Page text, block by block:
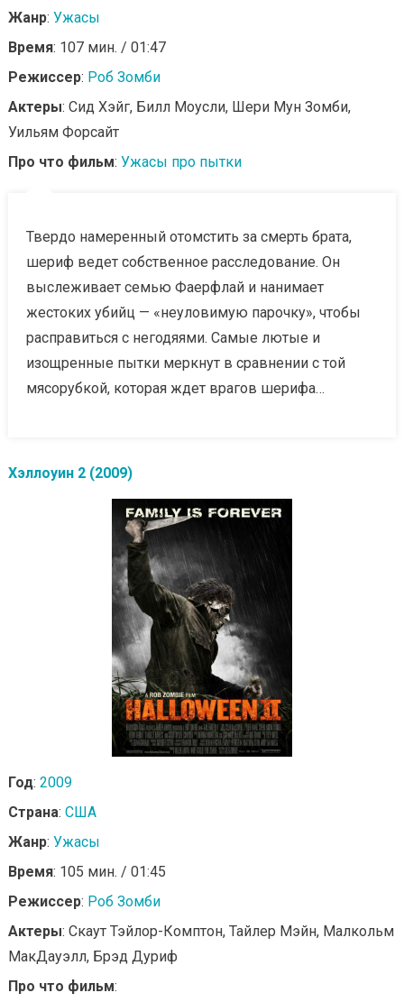
Жанр: Ужасы
Время: 107 мин. / 01:47
Режиссер: Роб Зомби
Актеры: Сид Хэйг, Билл Моусли, Шери Мун Зомби,
Уильям Форсайт
Про что фильм: Ужасы про пытки
Твердо намеренный отомстить за смерть брата,
шериф ведет собственное расследование. Он
выслеживает семью Фаерфлай и нанимает
жестоких убийц — «неуловимую парочку», чтобы
расправиться с негодяями. Самые лютые и
изощренные пытки меркнут в сравнении с той
мясорубкой, которая ждет врагов шерифа…
Хэллоуин 2 (2009)
Год: 2009
Страна: США
Жанр: Ужасы
Время: 105 мин. / 01:45
Режиссер: Роб Зомби
Актеры: Скаут Тэйлор-Комптон, Тайлер Мэйн, Малкольм
МакДауэлл, Брэд Дуриф
Про что фильм: